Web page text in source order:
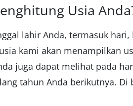
Usia
lahir Anda, termasuk
kami akan menampilkan
juga dapat melihat pada
tahun Anda berikutnya.